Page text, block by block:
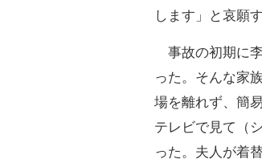
します」と哀願
事故の初期に
った。そんな家
場を離れず、簡
テレビで見て（
った。夫人が着